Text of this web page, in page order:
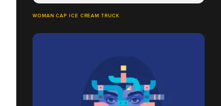
WOMAN CAP ICE CREAM TRUCK